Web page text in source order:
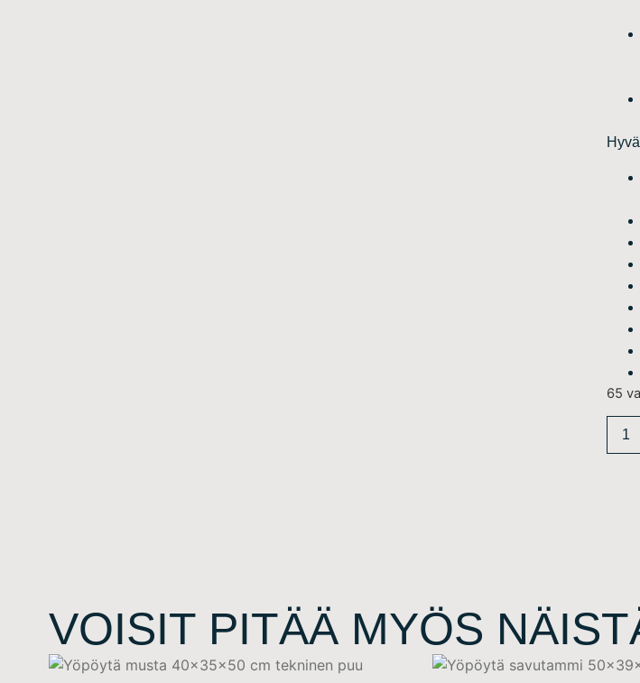
65
VOISIT PITÄÄ MYÖS